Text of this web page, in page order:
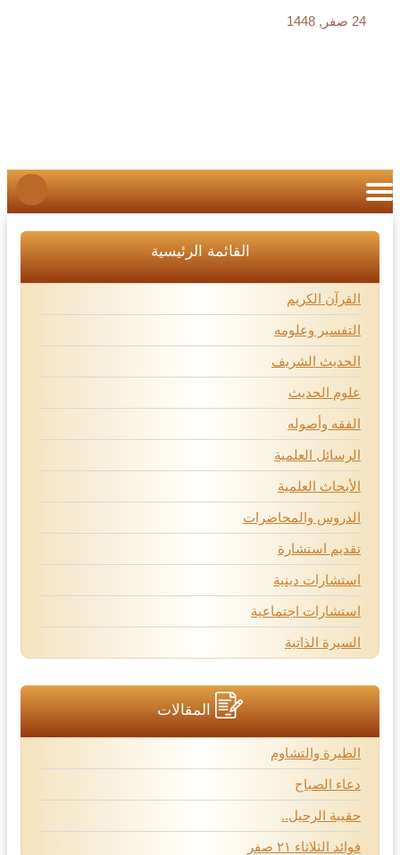
24 صفر, 1448
القائمة الرئيسية
القرآن الكريم
التفسير وعلومه
الحديث الشريف
علوم الحديث
الفقه وأصوله
الرسائل العلمية
الأبحاث العلمية
الدروس والمحاضرات
تقديم استشارة
استشارات دينية
استشارات اجتماعية
السيرة الذاتية
المقالات
الطيرة والتشاوم
دعاء الصباح
حقيبة الرحيل..
فوائد الثلاثاء ٢١ صفر